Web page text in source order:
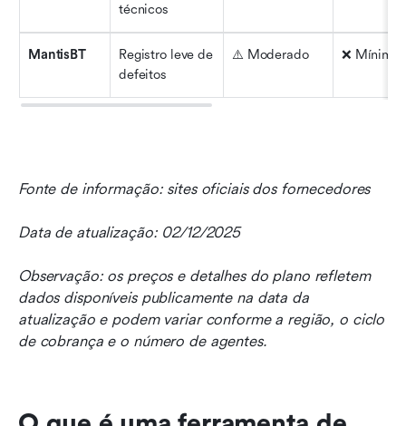
técnicos
MantisBT
Registro leve de
defeitos
⚠️ Moderado ❌ Mínimo
Fonte de informação: sites oficiais dos fornecedores
Data de atualização: 02/12/2025
Observação: os preços e detalhes do plano refletem
dados disponíveis publicamente na data da
atualização e podem variar conforme a região, o ciclo
de cobrança e o número de agentes.